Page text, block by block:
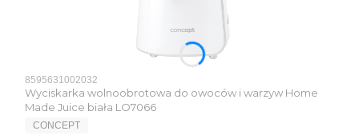
Kod produktu
8595631002032
Wyciskarka wolnoobrotowa do owoców i warzyw Home
Made Juice biała LO7066
PRODUCENT
CONCEPT